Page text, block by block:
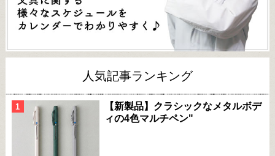
人気記事ランキング
【新製品】クラシックなメタルボデ
ィの4色マルチペン"